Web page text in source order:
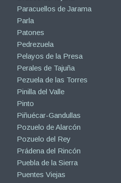
Paracuellos de Jarama
Parla
Patones
Pedrezuela
Pelayos de la Presa
Perales de Tajuña
Pezuela de las Torres
Pinilla del Valle
Pinto
Piñuécar-Gandullas
Pozuelo de Alarcón
Pozuelo del Rey
Prádena del Rincón
Puebla de la Sierra
Puentes Viejas